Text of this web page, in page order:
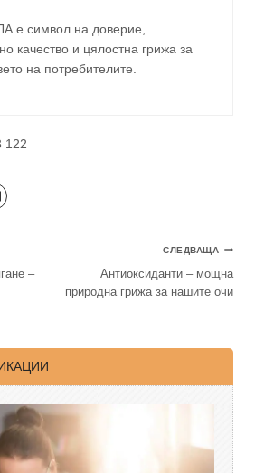
е символ на доверие,
качество и цялостна грижа за
на потребителите
122
–
СЛЕДВАЩА
Антиоксиданти – мощна
природна грижа за нашите очи